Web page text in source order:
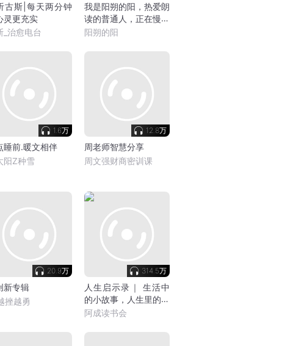
古斯|每天两分钟
灵更充实
_治愈电台
我是阳朔的阳，热爱朗
读的普通人，正在慢慢
养号升级中
阳朔的阳
1.6万
睡前.暖文相伴
阳Z种雪
12.8万
周老师智慧分享
周文强财商密训课
20.9万
新专辑
挫越勇
314.5万
人生启示录｜ 生活中
的小故事，人生里的大
智慧
阿成读书会